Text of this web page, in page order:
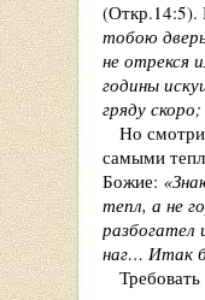
(Откр.14:5).
тобою
не отрекся
годины
гряду
Но
самыми
Божие:
тепл, а не
наг… Итак
Требовать